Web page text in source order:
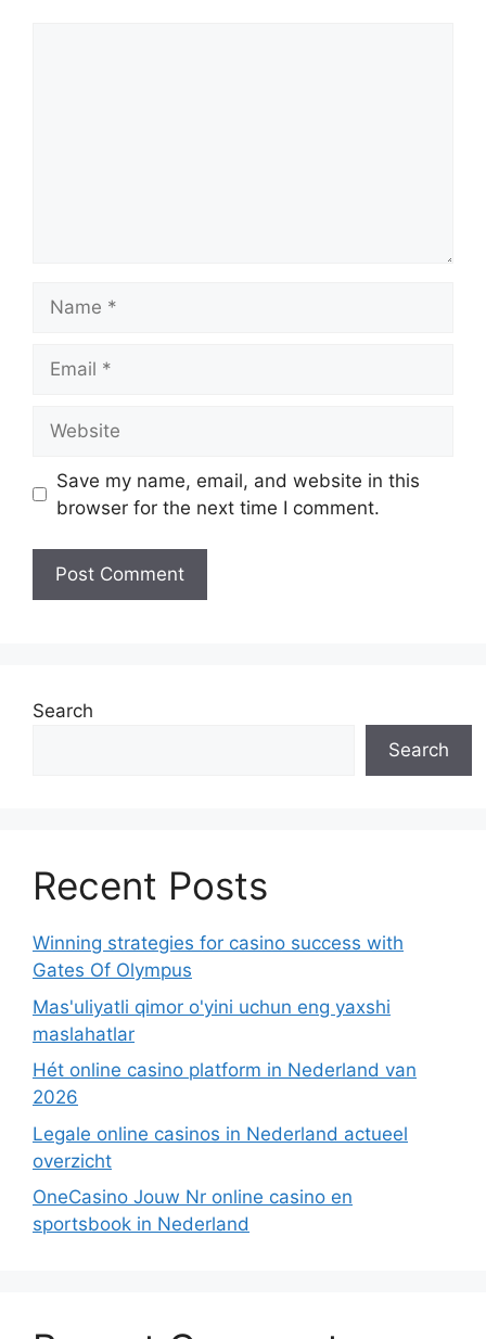
Save my name, email, and website in this
browser for the next time I comment.
Search
Search
Recent Posts
Winning strategies for casino success with
Gates Of Olympus
Mas'uliyatli qimor o'yini uchun eng yaxshi
maslahatlar
Hét online casino platform in Nederland van
2026
Legale online casinos in Nederland actueel
overzicht
OneCasino Jouw Nr online casino en
sportsbook in Nederland